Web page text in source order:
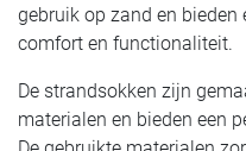
gebruik op zand en
comfort en functionaliteit.
De strandsokken zijn
materialen en bieden een